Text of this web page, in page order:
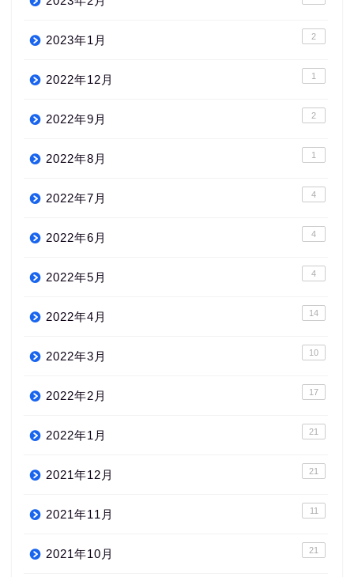
2023年1月 2
2022年12月 1
2022年9月 2
2022年8月 1
2022年7月 4
2022年6月 4
2022年5月 4
2022年4月 14
2022年3月 10
2022年2月 17
2022年1月 21
2021年12月 21
2021年11月 11
2021年10月 21